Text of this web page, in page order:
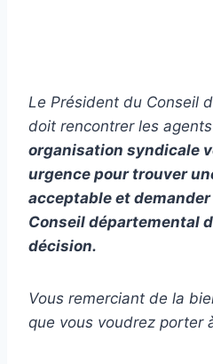
Le Président du Conseil
doit rencontrer les
organisation syndicale
urgence pour trouver
acceptable et
Conseil départemental
décision.
Vous remerciant de la
que vous voudrez porter